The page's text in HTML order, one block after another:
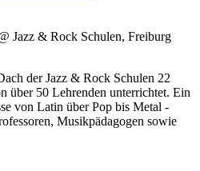
Jazz & Rock Schulen, Freiburg
der Jazz & Rock Schulen 22
über 50 Lehrenden unterrichtet. Ein
von Latin über Pop bis Metal -
Musikpädagogen sowie